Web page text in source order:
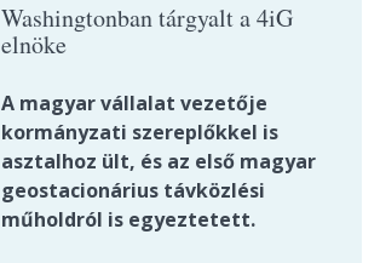
Washingtonban tárgyalt a 4iG
elnöke
A magyar vállalat vezetője
kormányzati szereplőkkel is
asztalhoz ült, és az első magyar
geostacionárius távközlési
műholdról is egyeztetett.